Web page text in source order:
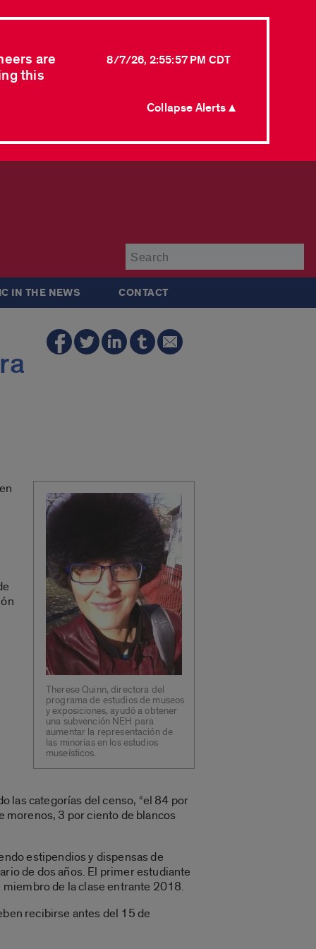
are
this
8/7/26, 2:55:57 PM CDT
Collapse Alerts ▲
IN THE NEWS CONTACT
Therese Quinn, directora del
programa de estudios de museos
y exposiciones, ayudó a obtener
una subvención NEH para
aumentar la representación de
las minorías en los estudios
museísticos.
las categorías del censo, “el 84 por
morenos, 3 por ciento de blancos
estipendios y dispensas de
de dos años. El primer estudiante
de la clase entrante 2018.
recibirse antes del 15 de